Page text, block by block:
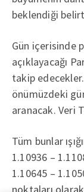
beklendiği
Gün içerisinde
açıklayacağı
takip
önümüzdeki
aranacak. Veri
Tüm bunlar
1.10936 –
1.10645 –